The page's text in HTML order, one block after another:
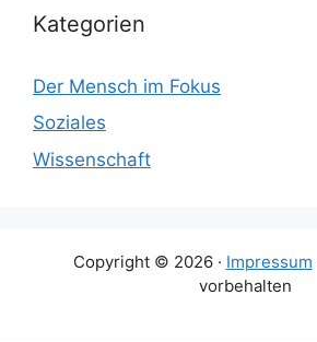
Kategorien
Der Mensch im Fokus
Soziales
Wissenschaft
Copyright © 2026 · Impressum
vorbehalten